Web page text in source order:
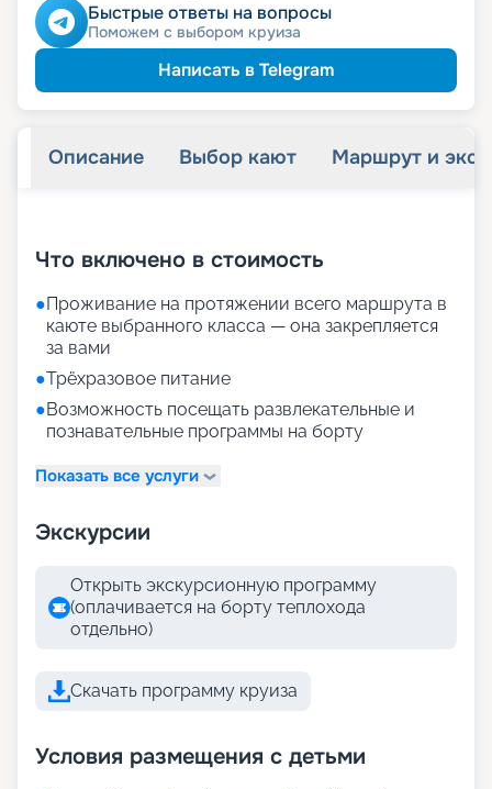
Быстрые ответы на вопросы
Поможем с выбором круиза
Написать в Telegram
Описание Выбор кают Маршрут и
Что включено в стоимость
●Проживание на протяжении всего маршрута в
каюте выбранного класса — она закрепляется
за вами
●Трёхразовое питание
●Возможность посещать развлекательные и
познавательные программы на борту
Показать все услуги
Экскурсии
Открыть экскурсионную программу
(оплачивается на борту теплохода
отдельно)
Скачать программу круиза
Условия размещения с детьми